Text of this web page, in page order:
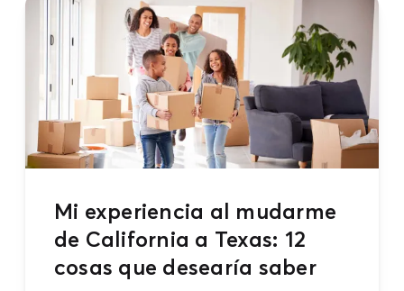
Mi experiencia al mudarme
de California a Texas: 12
cosas que desearía saber